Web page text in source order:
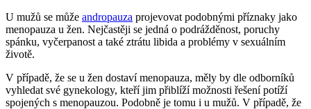
U mužů se může andropauza projevovat podobnými příznaky jako
menopauza u žen. Nejčastěji se jedná o podrážděnost, poruchy
spánku, vyčerpanost a také ztrátu libida a problémy v sexuálním
životě.
V případě, že se u žen dostaví menopauza, měly by dle odborníků
vyhledat své gynekology, kteří jim přiblíží možnosti řešení potíží
spojených s menopauzou. Podobně je tomu i u mužů. V případě, že